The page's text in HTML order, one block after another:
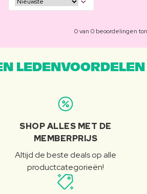
0 van 0 beoordelingen
SHOP ALLES MET DE
MEMBERPRIJS
Altijd de beste deals op alle
productcategorieën!